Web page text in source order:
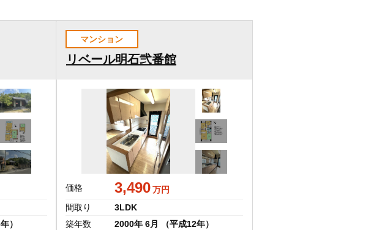
）
マンション
リベール明石弐番館
価格 3,490万円
間取り
3LDK
築年数
2000年 6月 （平成12年）